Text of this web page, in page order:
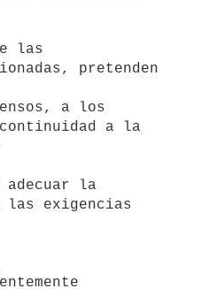
las
pretenden
a los
a la
la
las exigencias